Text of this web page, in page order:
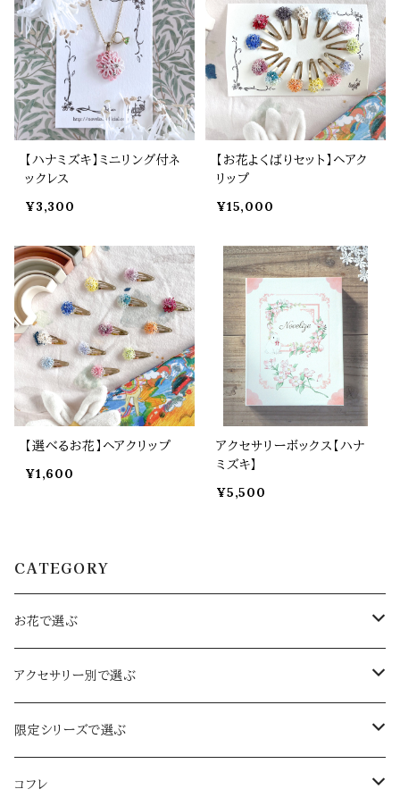
【ハナミズキ】ミニリング付ネ
ックレス
¥3,300
【お花よくばりセット】ヘアク
リップ
¥15,000
【選べるお花】ヘアクリップ
¥1,600
アクセサリーボックス【ハナ
ミズキ】
¥5,500
CATEGORY
お花で選ぶ
定番のお花
ジャスミン
忘れな草
ボタニカル
春限定
アクセサリー別で選ぶ
イヤーカフ&ピアスｏｒイヤリング set
イヤーカフ
限定シリーズで選ぶ
2024年限定【Pearl：ぺルル】
コフレ